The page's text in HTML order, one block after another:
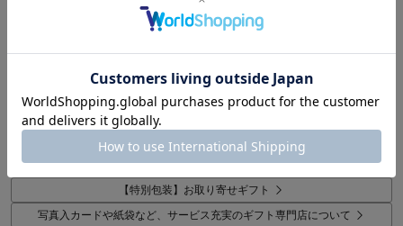
上質な包装紙が選べるこだわりの贈り物。別便で丁寧にお届け。
缶にも中身にも心ときめく食材・食感に富んだクッキー
パティシエ小松龍侍氏が地元山形に構えたパティスリー「ブランド
ォレ」の人気商品。
【特別包装】お取り寄せギフト
写真入カードや紙袋など、サービス充実のギフト専門店について